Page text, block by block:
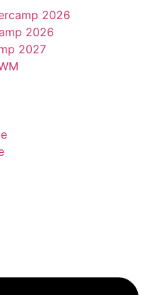
2026
2026
2027